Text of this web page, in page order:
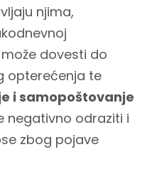
njima,
dovesti do
opterećenja te
i samopoštovanje
negativno odraziti i
zbog pojave